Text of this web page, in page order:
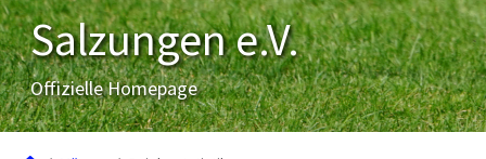
Salzungen e.V.
Offizielle Homepage